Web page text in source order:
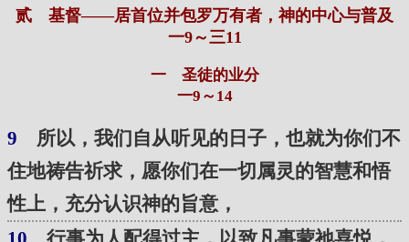
贰 基督——居首位并包罗万有者，神的中心与普及
一9～三11
一 圣徒的业分
一9～14
9 所以，我们自从听见的日子，也就为你们不
住地祷告祈求，愿你们在一切属灵的智慧和悟
性上，充分认识神的旨意，